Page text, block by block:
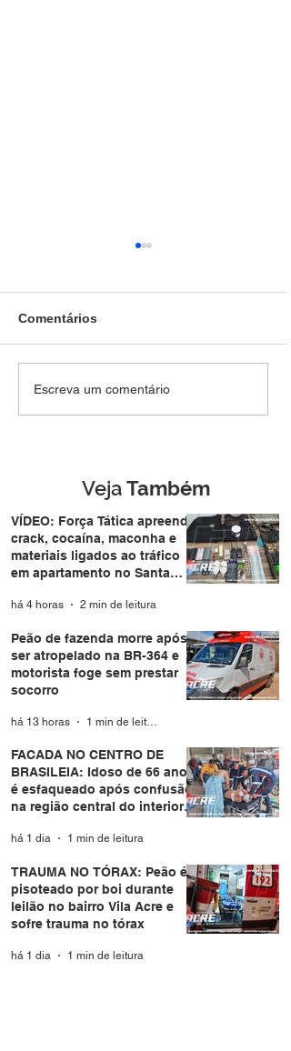
Jovem de 19 anos é
Comentários
Escreva um comentário
VejaTambém
VÍDEO: Força Tática apreende
crack, cocaína, maconha e
materiais ligados ao tráfico
em apartamento no Santa
há 4 horas 2 min de leitura
Peão de fazenda morre após
ser atropelado na BR-364 e
motorista foge sem prestar
socorro
há 13 horas 1 min de leitura
FACADA NO CENTRO DE
BRASILEIA: Idoso de 66 anos
é esfaqueado após confusão
na região central do interior
há 1 dia 1 min de leitura
TRAUMA NO TÓRAX: Peão é
pisoteado por boi durante
leilão no bairro Vila Acre e
sofre trauma no tórax
há 1 dia 1 min de leitura